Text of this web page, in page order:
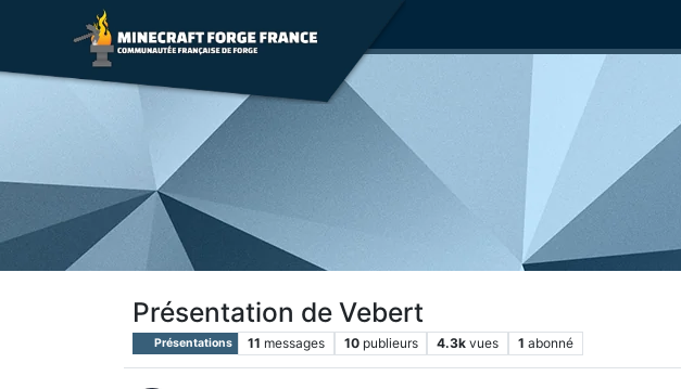
Présentation de Vebert
Présentations 11 messages 10 publieurs 4.3k vues 1 abonné